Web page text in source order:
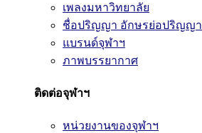
เพลงมหาวิทยาลัย
ชื่อปริญญา อักษรย่อปริญญา
แบรนด์จุฬาฯ
ภาพบรรยากาศ
ติดต่อจุฬาฯ
หน่วยงานของจุฬาฯ